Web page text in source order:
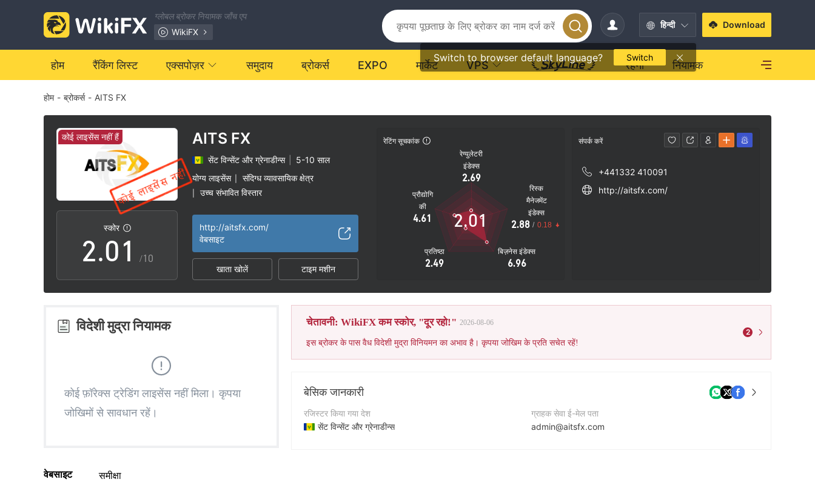
ग्लोबल ब्रोकर नियामक जाँच एप
WikiFX
हिन्दी
Switch to browser default language? Switch
Download
होम रैंकिंग लिस्ट एक्सपोज़र समुदाय ब्रोकर्स EXPO मार्केट VPS रहना नियामक
होम - ब्रोकर्स - AITS FX
कोई लाइसेंस नहीं हैं
स्कोर
0
1
2
3
4
6
7
.0
1
2
4
5
6
0
1
2
3
5
6
/10
AITS FX
सेंट विन्सेंट और ग्रेनाडीन्स
5-10 साल
योग्य लाइसेंस
संदिग्ध व्यावसायिक क्षेत्र
उच्च संभावित विस्तार
http://aitsfx.com/
वेबसाइट
खाता खोलें टाइम मशीन
रेटिंग सूचकांक
रेग्युलेटरी
इंडेक्स
2.69
प्रौद्योगि
की
4.61
प्रतिष्ठा
2.49
बिज़नेस इंडेक्स
6.96
रिस्क
मैनेजमेंट
इंडेक्स
2.88 / 0.18
2.01
संपर्क करें
+441332 410091
http://aitsfx.com/
विदेशी मुद्रा नियामक
कोई फ़ॉरेक्स ट्रेडिंग लाइसेंस नहीं मिला। कृपया
जोखिमों से सावधान रहें।
चेतावनी: WikiFX कम स्कोर, "दूर रहो!" 2026-08-06
इस ब्रोकर के पास वैध विदेशी मुद्रा विनियमन का अभाव है। कृपया जोखिम के प्रति सचेत रहें!
2
बेसिक जानकारी
रजिस्टर किया गया देश
सेंट विन्सेंट और ग्रेनाडीन्स
ग्राहक सेवा ई-मेल पता
admin@aitsfx.com
वेबसाइट समीक्षा